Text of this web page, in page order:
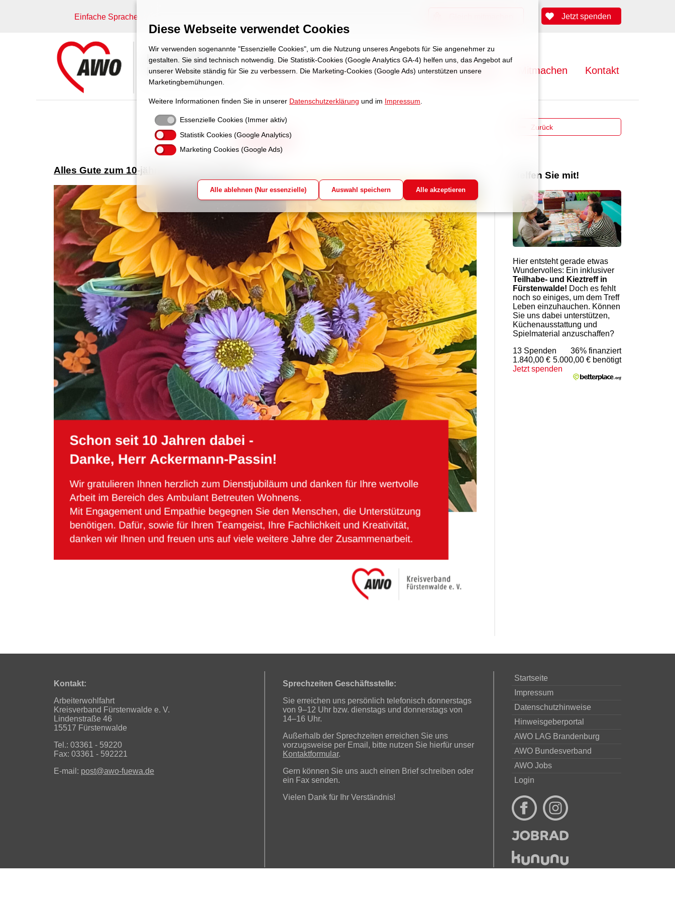
Einfache Sprache Jetzt spenden
Aktuell Angebote Über uns Stellenangebote Mitmachen Kontakt
Aktuell
geschrieben von Schulze am Di, den 7. Okt 25 um 13:34 Uhr
Alles Gute zum 10-jährigen Dienstjubiläum!
Zurück
Helfen Sie mit!
Hier entsteht gerade etwas
Wundervolles: Ein inklusiver
Teilhabe- und Kieztreff in
Fürstenwalde! Doch es fehlt
noch so einiges, um dem Treff
Leben einzuhauchen. Können
Sie uns dabei unterstützen,
Küchenausstattung und
Spielmaterial anzuschaffen?
13 Spenden
36% finanziert
1.840,00 € 5.000,00 € benötigt
Jetzt spenden
Kontakt:
Arbeiterwohlfahrt
Kreisverband Fürstenwalde e. V.
Lindenstraße 46
15517 Fürstenwalde
Tel.: 03361 - 59220
Fax: 03361 - 592221
E-mail: post@awo-fuewa.de
Sprechzeiten Geschäftsstelle:
Sie erreichen uns persönlich telefonisch donnerstags
von 9–12 Uhr bzw. dienstags und donnerstags von
14–16 Uhr.
Außerhalb der Sprechzeiten erreichen Sie uns
vorzugsweise per Email, bitte nutzen Sie hierfür unser
Kontaktformular.
Gern können Sie uns auch einen Brief schreiben oder
ein Fax senden.
Vielen Dank für Ihr Verständnis!
Startseite
Impressum
Datenschutzhinweise
Hinweisgeberportal
AWO LAG Brandenburg
AWO Bundesverband
AWO Jobs
Login
Diese Webseite verwendet Cookies
Wir verwenden sogenannte "Essenzielle Cookies", um die Nutzung unseres Angebots für Sie angenehmer zu
gestalten. Sie sind technisch notwendig. Die Statistik-Cookies (Google Analytics GA-4) helfen uns, das Angebot auf
unserer Website ständig für Sie zu verbessern. Die Marketing-Cookies (Google Ads) unterstützen unsere
Marketingbemühungen.
Weitere Informationen finden Sie in unserer Datenschutzerklärung und im Impressum
Essenzielle Cookies (Immer aktiv)
Statistik Cookies (Google Analytics)
Marketing Cookies (Google Ads)
Alle ablehnen (Nur essenzielle) Auswahl speichern Alle akzeptieren